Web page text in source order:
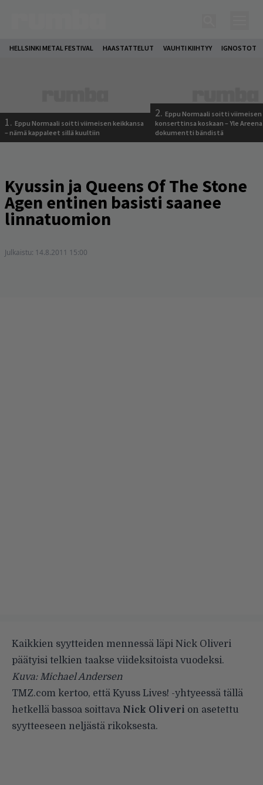
HELLSINKI METAL FESTIVAL HAASTATTELUT VAUHTI KIIHTYY IGNOSTOT
1. Eppu Normaali soitti viimeisen keikkansa
– nämä kappaleet sillä kuultiin
2. Eppu Normaali soitti viimeisen
konserttinsa koskaan – Yle
dokumentti bändistä
Kyussin ja Queens Of The Stone
Agen entinen basisti saanee
linnatuomion
Julkaistu: 14.8.2011 15:00
Kaikkien syytteiden mennessä läpi Nick Oliveri
päätyisi telkien taakse viideksitoista vuodeksi.
Kuva: Michael Andersen
TMZ.com kertoo, että Kyuss Lives! -yhtyeessä tällä
hetkellä bassoa soittava Nick Oliveri on asetettu
syytteeseen neljästä rikoksesta.